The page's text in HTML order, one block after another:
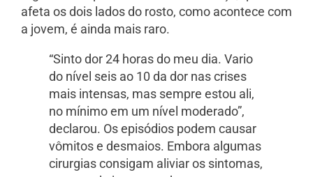
afeta os dois lados do rosto, como acontece com
a jovem, é ainda mais raro.
“Sinto dor 24 horas do meu dia. Vario
do nível seis ao 10 da dor nas crises
mais intensas, mas sempre estou ali,
no mínimo em um nível moderado”,
declarou. Os episódios podem causar
vômitos e desmaios. Embora algumas
cirurgias consigam aliviar os sintomas,